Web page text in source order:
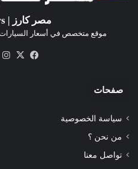
مصر كارز | Misr Cars
موقع متخصص في أسعار السيارات
فيسبوك
‫X
صفحات
سياسة الخصوصية
من نحن ؟
تواصل معنا